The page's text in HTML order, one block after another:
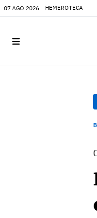
07 AGO 2026 HEMEROTECA